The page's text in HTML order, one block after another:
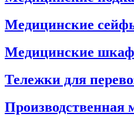
Медицинские
Медицинские
Тележки для
Производственная